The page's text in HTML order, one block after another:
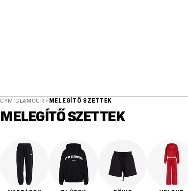
GYM GLAMOUR > MELEGÍTŐ SZETTEK
MELEGÍTŐ SZETTEK